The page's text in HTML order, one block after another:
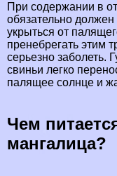
При содержании в
обязательно
укрыться от
пренебрегать этим
серьезно заболеть.
свиньи легко
палящее солнце и
Чем
мангалица?